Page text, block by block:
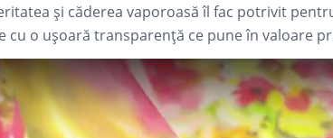
și căderea vaporoasă îl fac potrivit
cu o ușoară transparență ce pune în valoare